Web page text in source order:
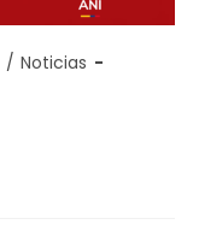
/ Noticias